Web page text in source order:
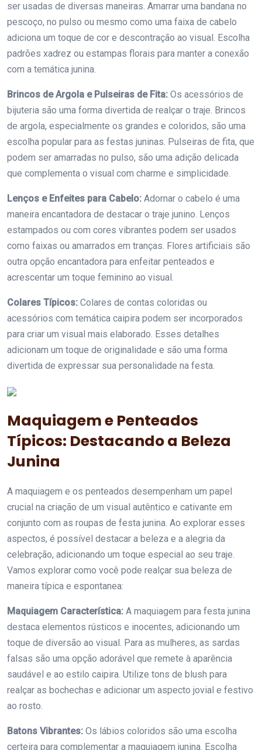
ser usadas de diversas maneiras. Amarrar uma bandana no
pescoço, no pulso ou mesmo como uma faixa de cabelo
adiciona um toque de cor e descontração ao visual. Escolha
padrões xadrez ou estampas florais para manter a conexão
com a temática junina.
Brincos de Argola e Pulseiras de Fita: Os acessórios de
bijuteria são uma forma divertida de realçar o traje. Brincos
de argola, especialmente os grandes e coloridos, são uma
escolha popular para as festas juninas. Pulseiras de fita, que
podem ser amarradas no pulso, são uma adição delicada
que complementa o visual com charme e simplicidade.
Lenços e Enfeites para Cabelo: Adornar o cabelo é uma
maneira encantadora de destacar o traje junino. Lenços
estampados ou com cores vibrantes podem ser usados
como faixas ou amarrados em tranças. Flores artificiais são
outra opção encantadora para enfeitar penteados e
acrescentar um toque feminino ao visual.
Colares Típicos: Colares de contas coloridas ou
acessórios com temática caipira podem ser incorporados
para criar um visual mais elaborado. Esses detalhes
adicionam um toque de originalidade e são uma forma
divertida de expressar sua personalidade na festa.
Maquiagem e Penteados
Típicos: Destacando a Beleza
Junina
A maquiagem e os penteados desempenham um papel
crucial na criação de um visual autêntico e cativante em
conjunto com as roupas de festa junina. Ao explorar esses
aspectos, é possível destacar a beleza e a alegria da
celebração, adicionando um toque especial ao seu traje.
Vamos explorar como você pode realçar sua beleza de
maneira típica e espontanea:
Maquiagem Característica: A maquiagem para festa junina
destaca elementos rústicos e inocentes, adicionando um
toque de diversão ao visual. Para as mulheres, as sardas
falsas são uma opção adorável que remete à aparência
saudável e ao estilo caipira. Utilize tons de blush para
realçar as bochechas e adicionar um aspecto jovial e festivo
ao rosto.
Batons Vibrantes: Os lábios coloridos são uma escolha
certeira para complementar a maquiagem junina. Escolha